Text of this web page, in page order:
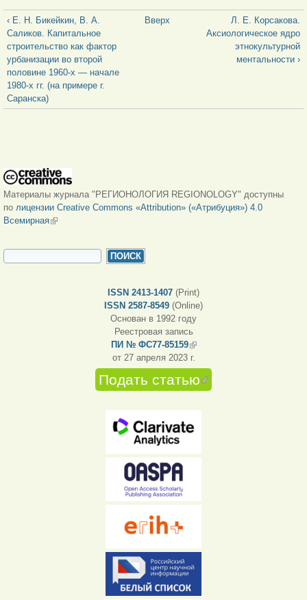
‹ Е. Н. Бикейкин, В. А.
Саликов. Капитальное
строительство как фактор
урбанизации во второй
половине 1960-х — начале
1980-х гг. (на примере г.
Саранска)
Вверх
Л. Е. Корсакова.
Аксиологическое ядро
этнокультурной
ментальности ›
Материалы журнала "РЕГИОНОЛОГИЯ REGIONOLOGY" доступны
по лицензии Creative Commons «Attribution» («Атрибуция») 4.0
Всемирная(внешняя ссылка)
ФОРМА ПОИСКА
ISSN 2413-1407 (Print)
ISSN 2587-8549 (Online)
Основан в 1992 году
Реестровая запись
ПИ № ФС77-85159(внешняя ссылка)
от 27 апреля 2023 г.
Подать статью